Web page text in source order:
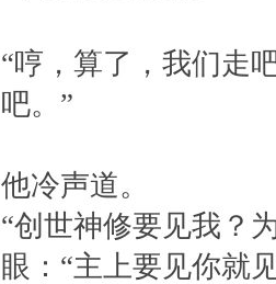
“哼，算了，我们走
吧。”
他冷声道。
“创世神修要见我？
眼：“主上要见你就